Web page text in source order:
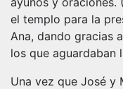
el templo para la
Ana, dando gracias
los que aguardaban
Una vez que José y